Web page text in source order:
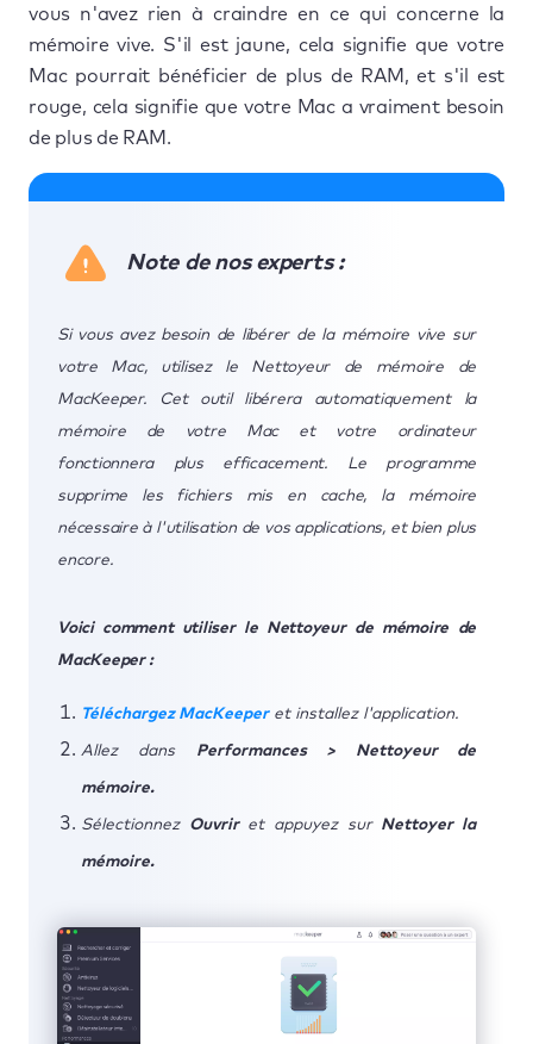
vous n'avez rien à craindre en ce qui concerne la
mémoire vive. S'il est jaune, cela signifie que votre
Mac pourrait bénéficier de plus de RAM, et s'il est
rouge, cela signifie que votre Mac a vraiment besoin
de plus de RAM.
Note de nos experts :
Si vous avez besoin de libérer de la mémoire vive sur
votre Mac, utilisez le Nettoyeur de mémoire de
MacKeeper. Cet outil libérera automatiquement la
mémoire de votre Mac et votre ordinateur
fonctionnera plus efficacement. Le programme
supprime les fichiers mis en cache, la mémoire
nécessaire à l'utilisation de vos applications, et bien plus
encore.
Voici comment utiliser le Nettoyeur de mémoire de
MacKeeper :
Téléchargez MacKeeperet installez l'application.
Allez dans Performances > Nettoyeur de
mémoire.
Sélectionnez Ouvriret appuyez sur Nettoyer la
mémoire.